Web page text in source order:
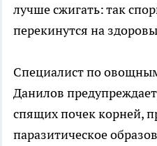
лучше сжигать: так
перекинутся на
Специалист по
Данилов
спящих почек корней,
паразитическое